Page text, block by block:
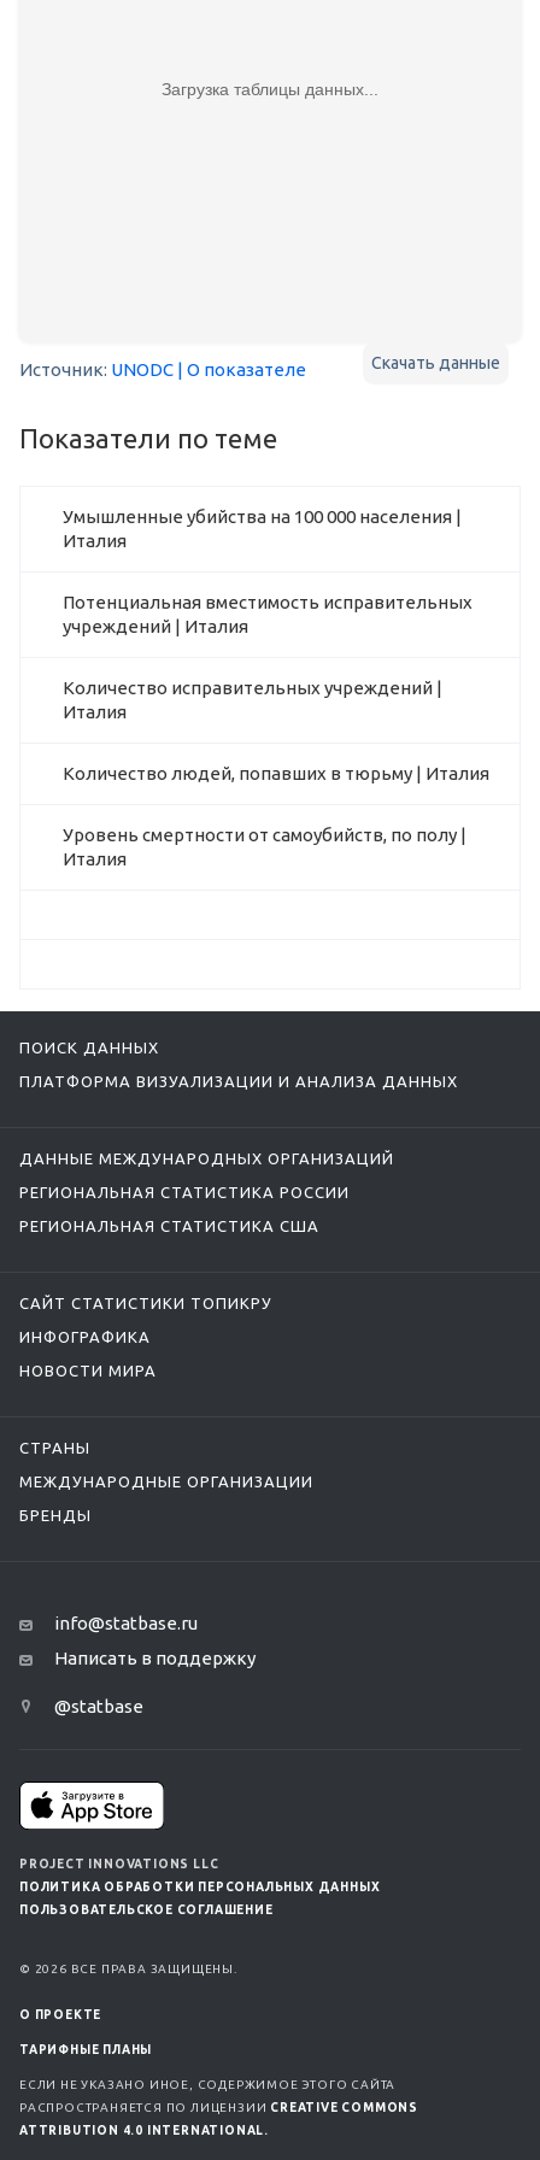
Загрузка таблицы данных...
Скачать данные
Источник: UNODC | О показателе
Показатели по теме
Умышленные убийства на 100 000 населения |
Италия
Потенциальная вместимость исправительных
учреждений | Италия
Количество исправительных учреждений |
Италия
Количество людей, попавших в тюрьму | Италия
Уровень смертности от самоубийств, по полу |
Италия
ПОИСК ДАННЫХ
ПЛАТФОРМА ВИЗУАЛИЗАЦИИ И АНАЛИЗА ДАННЫХ
ДАННЫЕ МЕЖДУНАРОДНЫХ ОРГАНИЗАЦИЙ
РЕГИОНАЛЬНАЯ СТАТИСТИКА РОССИИ
РЕГИОНАЛЬНАЯ СТАТИСТИКА США
САЙТ СТАТИСТИКИ ТОПИКРУ
ИНФОГРАФИКА
НОВОСТИ МИРА
СТРАНЫ
МЕЖДУНАРОДНЫЕ ОРГАНИЗАЦИИ
БРЕНДЫ
info@statbase.ru
Написать в поддержку
@statbase
PROJECT INNOVATIONS LLC
ПОЛИТИКА ОБРАБОТКИ ПЕРСОНАЛЬНЫХ ДАННЫХ
ПОЛЬЗОВАТЕЛЬСКОЕ СОГЛАШЕНИЕ
© 2026 ВСЕ ПРАВА ЗАЩИЩЕНЫ.
О ПРОЕКТЕ
ТАРИФНЫЕ ПЛАНЫ
ЕСЛИ НЕ УКАЗАНО ИНОЕ, СОДЕРЖИМОЕ ЭТОГО САЙТА
РАСПРОСТРАНЯЕТСЯ ПО ЛИЦЕНЗИИ CREATIVE COMMONS
ATTRIBUTION 4.0 INTERNATIONAL.